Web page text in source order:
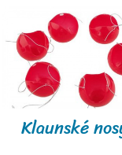
Klaunské